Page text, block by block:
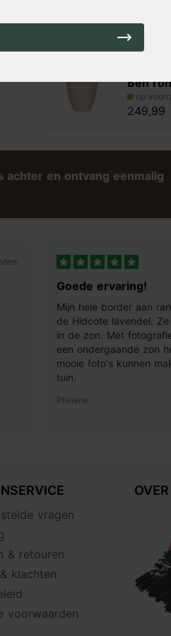
139,99
Ben
op
249,99
achter en ontvang eenmalig
Goede ervaring!
Mijn hele border aan
de Hidcote lavendel.
in de zon. Met
een ondergaande zon
mooie foto's kunnen
tuin.
Philiene
vragen
& retouren
klachten
voorwaarden